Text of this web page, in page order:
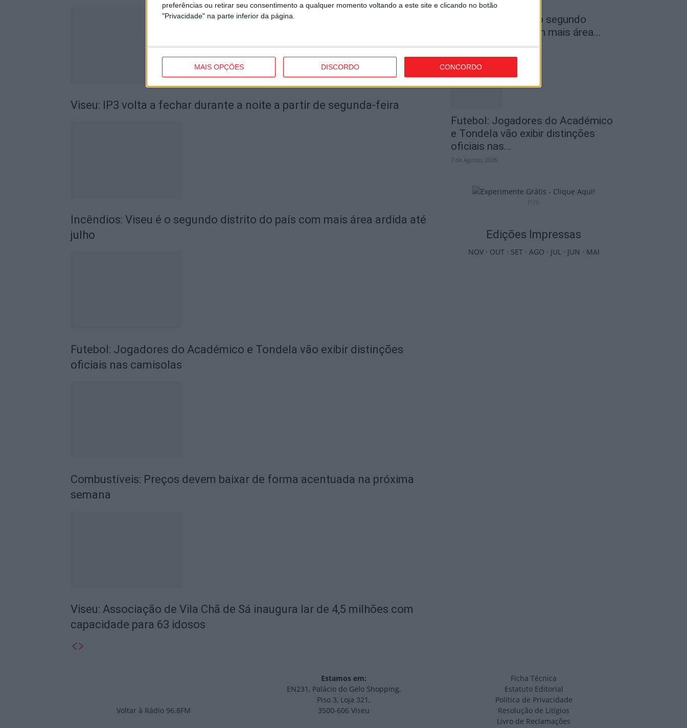
preferências ou retirar seu consentimento a qualquer momento voltando a este site e clicando no botão
"Privacidade" na parte inferior da página.
MAIS OPÇÕES DISCORDO CONCORDO
Viseu: IP3 volta a fechar durante a noite a partir de segunda-feira
Incêndios: Viseu é o segundo distrito do país com mais área ardida até
julho
Futebol: Jogadores do Académico e Tondela vão exibir distinções
oficiais nas camisolas
Combustíveis: Preços devem baixar de forma acentuada na próxima
semana
Viseu: Associação de Vila Chã de Sá inaugura lar de 4,5 milhões com
capacidade para 63 idosos
Incêndios: Viseu é o segundo
distrito do país com mais área...
7 de Agosto, 2026
Futebol: Jogadores do Académico
e Tondela vão exibir distinções
oficiais nas...
7 de Agosto, 2026
Edições Impressas
NOV· OUT· SET· AGO · JUL· JUN · MAI
Voltar à Rádio 96.8FM
Estamos em:
EN231, Palácio do Gelo Shopping,
Piso 3, Loja 321,
3500-606 Viseu
Ficha Técnica
Estatuto Editorial
Política de Privacidade
Resolução de Litígios
Livro de Reclamações